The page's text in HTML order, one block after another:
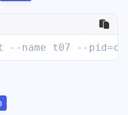
name t07 --